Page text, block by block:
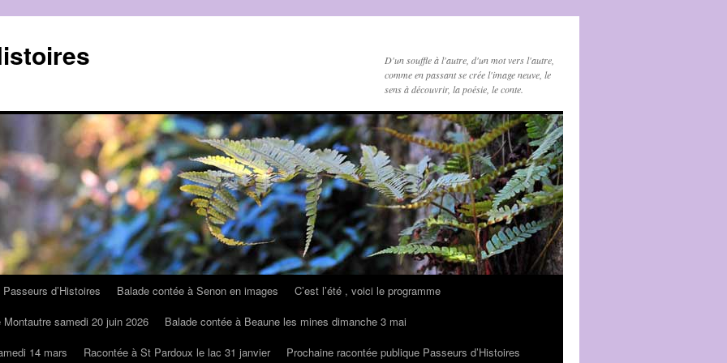
D'un souffle à l'autre, d'un mot vers l'autre,
comme en passant se crée l'image neuve, le
sens à découvrir, la poésie, le conte.
d’Histoires Balade contée à Senon en images
C’est l’été , voici le programme
samedi 20 juin 2026
Balade contée à Beaune les mines dimanche 3 mai
14 mars
Racontée à St Pardoux le lac 31 janvier
Prochaine racontée publique Passeurs d’Histoires